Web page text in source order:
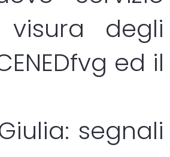
degli
ed il
segnali